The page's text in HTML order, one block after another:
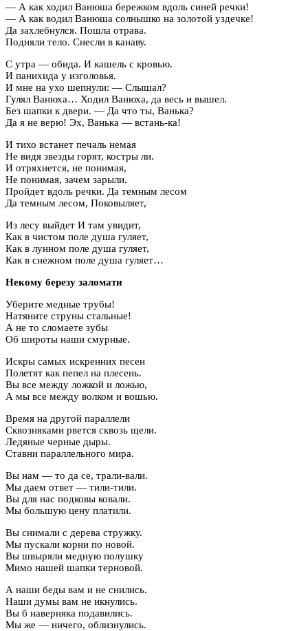
— А как ходил Ванюша бережком вдоль синей речки!
— А как водил Ванюша солнышко на золотой уздечке!
Да захлебнулся. Пошла отрава.
Подняли тело. Снесли в канаву.
С утра — обида. И кашель с кровью.
И панихида у изголовья.
И мне на ухо шепнули: — Слышал?
Гулял Ванюха… Ходил Ванюха, да весь и вышел.
Без шапки к двери. — Да что ты, Ванька?
Да я не верю! Эх, Ванька — встань-ка!
И тихо встанет печаль немая
Не видя звезды горят, костры ли.
И отряхнется, не понимая,
Не понимая, зачем зарыли.
Пройдет вдоль речки. Да темным лесом
Да темным лесом, Поковыляет,
Из лесу выйдет И там увидит,
Как в чистом поле душа гуляет,
Как в лунном поле душа гуляет,
Как в снежном поле душа гуляет…
Некому березу заломати
Уберите медные трубы!
Натяните струны стальные!
А не то сломаете зубы
Об широты наши смурные.
Искры самых искренних песен
Полетят как пепел на плесень.
Вы все между ложкой и ложью,
А мы все между волком и вошью.
Время на другой параллели
Сквозняками рвется сквозь щели.
Ледяные черные дыры.
Ставни параллельного мира.
Вы нам — то да се, трали-вали.
Мы даем ответ — тили-тили.
Вы для нас подковы ковали.
Мы большую цену платили.
Вы снимали с дерева стружку.
Мы пускали корни по новой.
Вы швыряли медную полушку
Мимо нашей шапки терновой.
А наши беды вам и не снились.
Наши думы вам не икнулись.
Вы б наверняка подавились.
Мы же — ничего, облизнулись.